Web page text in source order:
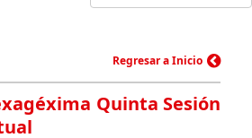
Regresar a Inicio
Quinta Sesión